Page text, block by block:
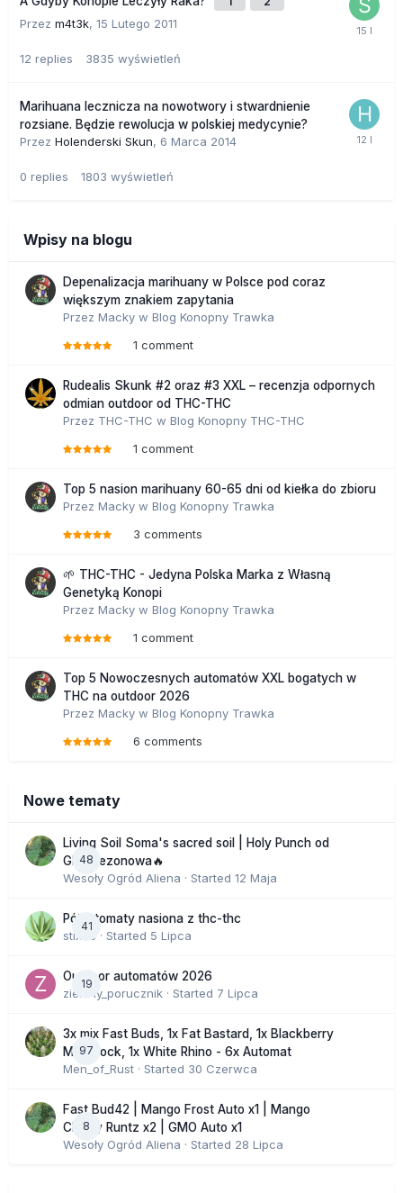
Przez m4t3k, 15 Lutego 2011
12 replies 3835 wyświetleń
Marihuana lecznicza na nowotwory i stwardnienie
rozsiane. Będzie rewolucja w polskiej medycynie?
Przez Holenderski Skun, 6 Marca 2014
0 replies 1803 wyświetleń
Wpisy na blogu
Depenalizacja marihuany w Polsce pod coraz
większym znakiem zapytania
Przez Macky w Blog Konopny Trawka
1 comment
Rudealis Skunk #2 oraz #3 XXL – recenzja odpornych
odmian outdoor od THC-THC
Przez THC-THC w Blog Konopny THC-THC
1 comment
Top 5 nasion marihuany 60-65 dni od kiełka do zbioru
Przez Macky w Blog Konopny Trawka
3 comments
🌱 THC-THC - Jedyna Polska Marka z Własną
Genetyką Konopi
Przez Macky w Blog Konopny Trawka
1 comment
Top 5 Nowoczesnych automatów XXL bogatych w
THC na outdoor 2026
Przez Macky w Blog Konopny Trawka
6 comments
Nowe tematy
48
Living Soil Soma's sacred soil | Holy Punch od
GHS sezonowa🔥
Wesoły Ogród Aliena · Started 12 Maja
41
Półautomaty nasiona z thc-thc
stix33 · Started 5 Lipca
19
Outdoor automatów 2026
zielony_porucznik · Started 7 Lipca
97
3x mix Fast Buds, 1x Fat Bastard, 1x Blackberry
Moonrock, 1x White Rhino - 6x Automat
Men_of_Rust · Started 30 Czerwca
8
Fast Bud42 | Mango Frost Auto x1 | Mango
Cherry Runtz x2 | GMO Auto x1
Wesoły Ogród Aliena · Started 28 Lipca